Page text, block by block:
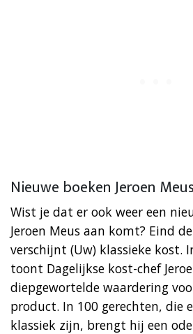
Nieuwe boeken Jeroen Meus
Wist je dat er ook weer een
Jeroen Meus aan komt? Eind
verschijnt (Uw) klassieke kost.
toont Dagelijkse kost-chef
diepgewortelde waardering
product. In 100 gerechten, die
klassiek zijn, brengt hij een